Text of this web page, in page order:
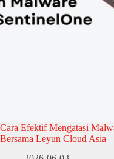
Cara Efektif Mengatasi
Bersama Leyun Cloud Asia